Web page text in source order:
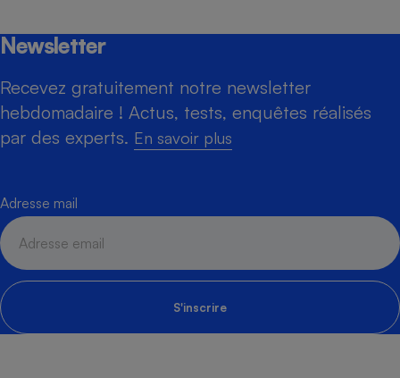
Newsletter
Recevez gratuitement notre newsletter
hebdomadaire ! Actus, tests, enquêtes réalisés
par des experts. En savoir plus
Adresse mail
S'inscrire